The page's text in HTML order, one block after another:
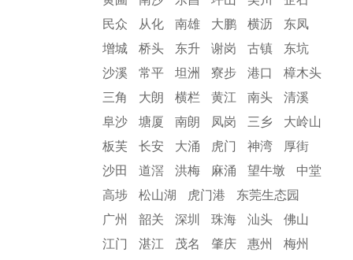
民众
从化 南雄 大鹏 横沥
东凤
增城
桥头 东升 谢岗 古镇
东坑
沙溪
常平 坦洲 寮步 港口
樟木头
三角
大朗 横栏 黄江 南头
清溪
阜沙
塘厦 南朗 凤岗 三乡
大岭山
板芙
长安 大涌 虎门 神湾
厚街
沙田
道滘 洪梅 麻涌 望牛墩
中堂
高埗
松山湖 虎门港
东莞生态园
广州
韶关 深圳 珠海 汕头
佛山
江门
湛江 茂名 肇庆 惠州
梅州